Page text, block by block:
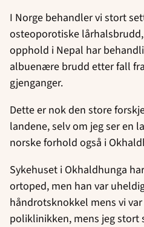
I Norge behandler vi stort
osteoporotiske
opphold i Nepal har
albuenære brudd etter fall
gjenganger.
Dette er nok den store
landene, selv om jeg ser en
norske forhold også i
Sykehuset i Okhaldhunga
ortoped, men han var
håndrotsknokkel mens vi
poliklinikken, mens jeg stort